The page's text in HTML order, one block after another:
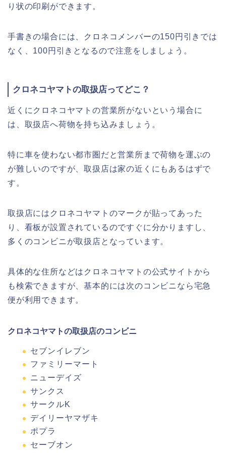
り状の印刷ができます。
手書きの場合には、クロネコメンバーの150円引きでは
なく、100円引きとなるので注意をしましょう。
クロネコヤマトの取扱店ってどこ？
近くにクロネコヤマトの営業所がないという場合に
は、取扱店へ荷物を持ち込みましょう。
特に車を使わない都市圏だと営業所まで荷物を運ぶの
が難しいのですが、取扱店は家の近くにもあるはずで
す。
取扱店にはクロネコヤマトのマークが貼ってあった
り、看板が設置されているのですぐに分かりますし、
多くのコンビニが取扱店となっています。
具体的な住所などはクロネコヤマトの公式サイトから
も検索できますが、基本的には次のコンビニなら宅急
便が利用できます。
クロネコヤマトの取扱店のコンビニ
セブンイレブン
ファミリーマート
ニューデイズ
サンクス
サークルK
デイリーヤマザキ
ポプラ
セーブオン